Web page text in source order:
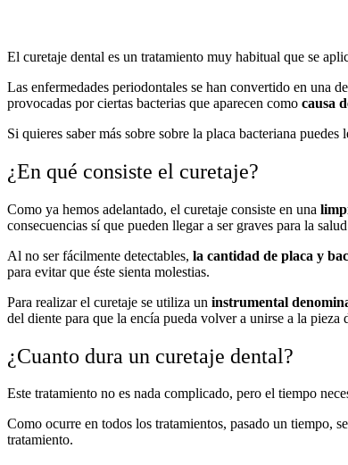
El curetaje dental es un tratamiento muy habitual que se
Las enfermedades periodontales se han convertido en una
provocadas por ciertas bacterias que aparecen como causa
Si quieres saber más sobre sobre la placa bacteriana puedes
¿En qué consiste el curetaje?
Como ya hemos adelantado, el curetaje consiste en una
consecuencias sí que pueden llegar a ser graves para la
Al no ser fácilmente detectables, la cantidad de placa y
para evitar que éste sienta molestias.
Para realizar el curetaje se utiliza un instrumental
del diente para que la encía pueda volver a unirse a la
¿Cuanto dura un curetaje dental?
Este tratamiento no es nada complicado, pero el tiempo
Como ocurre en todos los tratamientos, pasado un tiempo,
tratamiento.